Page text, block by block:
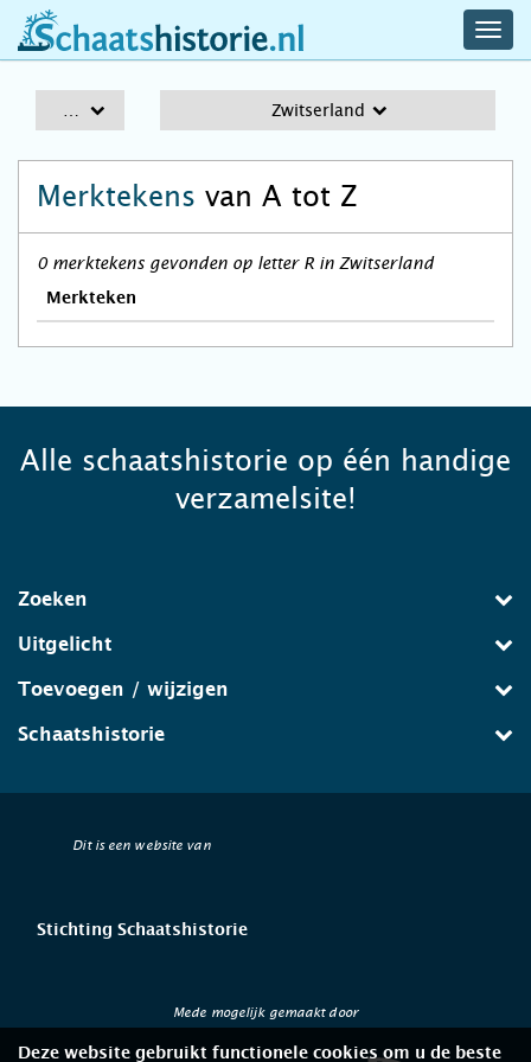
schaatshistorie.nl
Zwitserland
Merktekens van A tot Z
0 merktekens gevonden op letter R in Zwitserland
Merkteken
Alle schaatshistorie op één handige
verzamelsite!
Zoeken
Uitgelicht
Toevoegen / wijzigen
Schaatshistorie
Dit is een website van
Stichting Schaatshistorie
Mede mogelijk gemaakt door
Deze website gebruikt functionele cookies om u de beste